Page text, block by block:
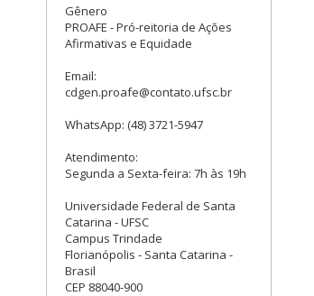
Gênero
PROAFE - Pró-reitoria de Ações
Afirmativas e Equidade
Email:
cdgen.proafe@contato.ufsc.br
WhatsApp: (48) 3721-5947
Atendimento:
Segunda a Sexta-feira: 7h às 19h
Universidade Federal de Santa
Catarina - UFSC
Campus Trindade
Florianópolis - Santa Catarina -
Brasil
CEP 88040-900